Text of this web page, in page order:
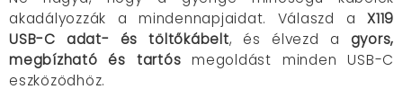
akadályozzák a mindennapjaidat. Válaszd aX119
USB-C adat- és töltőkábelt, és élvezd a gyors,
megbízható és tartós megoldást minden USB-C
eszközödhöz.